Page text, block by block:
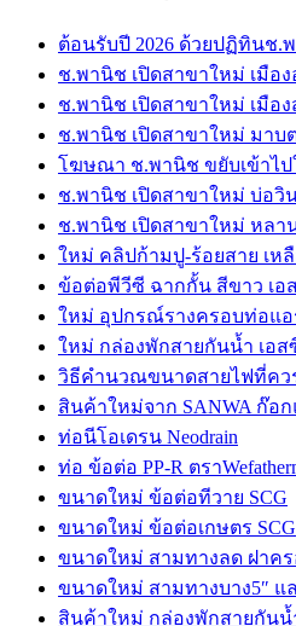
ต้อนรับปี 2026 ด้วยปฏิทินช.
ช.พานิช เปิดสาขาใหม่ เมือง
ช.พานิช เปิดสาขาใหม่ เมือง
ช.พานิช เปิดสาขาใหม่ มาบ
โฆษณา ช.พานิช ขยับเข้าไ
ช.พานิช เปิดสาขาใหม่ บ่อวิ
ช.พานิช เปิดสาขาใหม่ หลา
ใหม่ คลิปก้ามปู-ร้อยสาย เหลื
ข้อต่อพีวีซี ฉากกั้น สีขาว เอ
ใหม่ อุปกรณ์รางครอบท่อแอ
ใหม่ กล่องพักสายกันน้ำ เอส
วิธีคำนวณขนาดสายไฟที่คว
สินค้าใหม่จาก SANWA ก๊อ
ท่อนีโอเดรน Neodrain
ท่อ ข้อต่อ PP-R ตรา
ขนาดใหม่ ข้อต่อทีวาย SCG
ขนาดใหม่ ข้อต่อเกษตร SCG
ขนาดใหม่ สามทางลด ฝาคร
ขนาดใหม่ สามทางบาง5″ แ
สินค้าใหม่ กล่องพักสายกันน้